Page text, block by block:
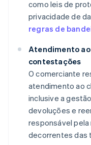
como leis de
privacidade de
regras de
Atendimento
contestações
O comerciante
atendimento ao
inclusive a
devoluções e
responsável
decorrentes das